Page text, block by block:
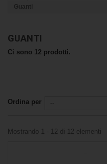
Guanti
GUANTI
Ci sono 12 prodotti.
Ordina per --
Mostrando 1 - 12 di 12 elementi